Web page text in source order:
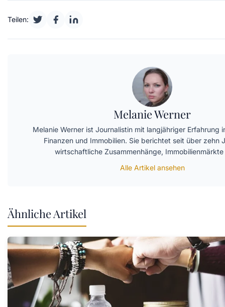
Teilen:
Melanie Werner
Melanie Werner ist Journalistin mit langjähriger Erfahrung
Finanzen und Immobilien. Sie berichtet seit über zehn
wirtschaftliche Zusammenhänge,
Alle Artikel ansehen
Ähnliche Artikel